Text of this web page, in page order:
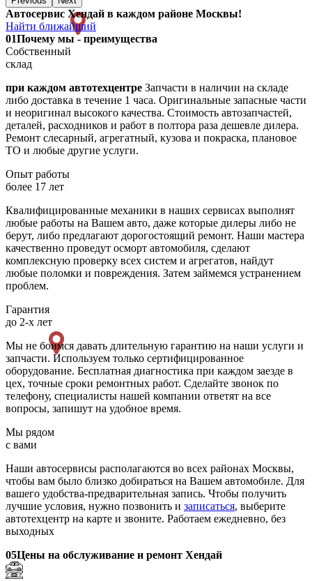
Автосервис Хендай в каждом районе Москвы!
Найти ближайший
01Почему мы - преимущества
Собственный
склад
при каждом автотехцентре Запчасти в наличии на складе
либо доставка в течение 1 часа. Оригинальные запасные части
и неоригинал высокого качества. Стоимость автозапчастей,
деталей, расходников и работ в полтора раза дешевле дилера.
Ремонт слесарный, агрегатный, кузова и покраска, плановое
ТО и любые другие услуги.
Опыт работы
более 17 лет
Квалифицированные механики в наших сервисах выполнят
любые работы на Вашем авто, даже которые дилеры либо не
берут, либо предлагают дорогостоящий ремонт. Наши мастера
качественно проведут осморт автомобиля, сделают
комплексную проверку всех систем и агрегатов, найдут
любые поломки и повреждения. Затем займемся устранением
проблем.
Гарантия
до 2-х лет
Мы не боимся давать длительную гарантию на наши услуги и
запчасти. Используем только сертифицированное
оборудование. Бесплатная диагностика при каждом заезде в
цех, точные сроки ремонтных работ. Сделайте звонок по
телефону, специалисты нашей компании ответят на все
вопросы, запишут на удобное время.
Мы рядом
с вами
Наши автосервисы располагаются во всех районах Москвы,
чтобы вам было близко добираться на Вашем автомобиле. Для
вашего удобства-предварительная запись. Чтобы получить
лучшие условия, нужно позвонить и записаться, выберите
автотехцентр на карте и звоните. Работаем ежедневно, без
выходных
05Цены на обслуживание и ремонт Хендай